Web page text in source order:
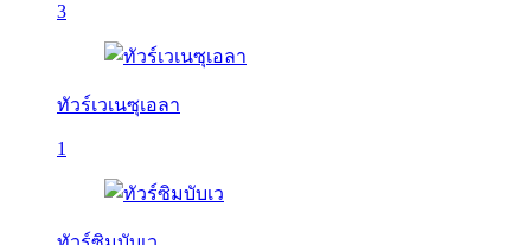
3
ทัวร์เวเนซุเอลา
1